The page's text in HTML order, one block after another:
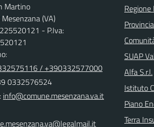
Martino
(VA)
- P.Iva:
/ +390332577000
0332576524
Regione
SUAP
Alfa S.r.l.
Istituto
Piano
Terra